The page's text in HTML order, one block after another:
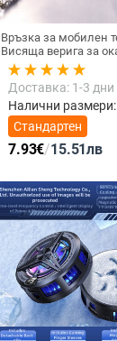
Връзка за мобилен
Висяща верига за
врата Висулка
мъниста Ръчна
загубено въже за
iPhone Подвижна
Доставка: 1-3 дни
Налични размери:
Стандартен
7.93€/15.51лв